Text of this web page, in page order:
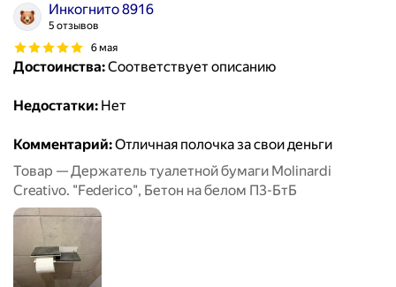
Инкогнито 8916
5 отзывов
6 мая
Достоинства:Соответствует описанию
Недостатки: Нет
Комментарий:Отличная полочка за свои деньги
Товар — Держатель туалетной бумаги Molinardi
Creativo. "Federico", Бетон на белом П3-БтБ